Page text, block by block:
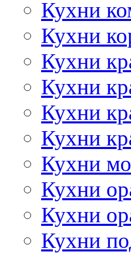
Кухни
Кухни
Кухни
Кухни
Кухни
Кухни
Кухни
Кухни
Кухни
Кухни